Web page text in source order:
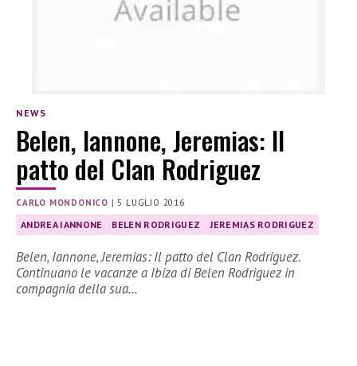
NEWS
Belen, Iannone, Jeremias: Il
patto del Clan Rodriguez
CARLO MONDONICO |5 LUGLIO 2016
ANDREA IANNONE BELEN RODRIGUEZ JEREMIAS RODRIGUEZ
Belen, Iannone, Jeremias: Il patto del Clan Rodriguez.
Continuano le vacanze a Ibiza di Belen Rodriguez in
compagnia della sua…